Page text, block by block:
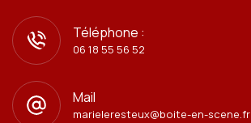
Téléphone :
06 18 55 56 52
Mail
marieleresteux@boite-en-scene.fr